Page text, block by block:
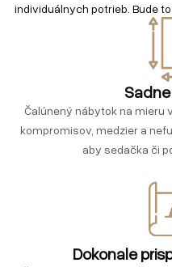
individuálnych potrieb. Bude
Čalúnený nábytok na mieru
kompromisov, medzier a
aby sedačka či
Dokonale